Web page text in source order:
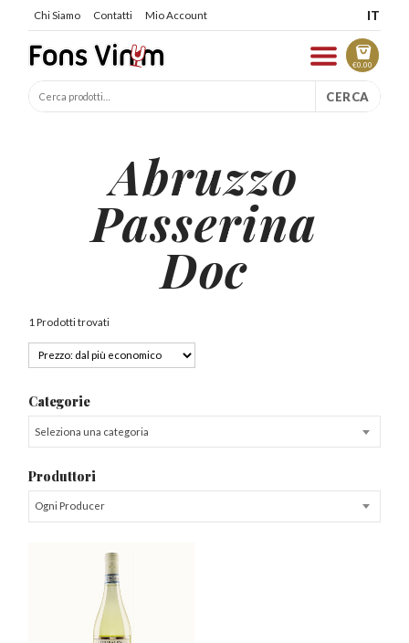
Chi Siamo Contatti Mio Account IT
€0.00
CERCA
Abruzzo
Passerina
Doc
1 Prodotti trovati
Categorie
Seleziona una categoria
Produttori
Ogni Producer